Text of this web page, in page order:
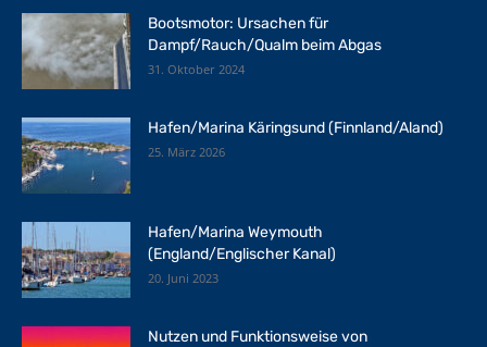
Bootsmotor: Ursachen für
Dampf/Rauch/Qualm beim Abgas
31. Oktober 2024
Hafen/Marina Käringsund (Finnland/Aland)
25. März 2026
Hafen/Marina Weymouth
(England/Englischer Kanal)
20. Juni 2023
Nutzen und Funktionsweise von